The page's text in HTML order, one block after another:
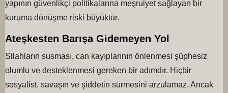
yapının güvenlikçi politikalarına meşruiyet sağlayan bir
kuruma dönüşme riski büyüktür.
Ateşkesten Barışa Gidemeyen Yol
Silahların susması, can kayıplarının önlenmesi şüphesiz
olumlu ve desteklenmesi gereken bir adımdır. Hiçbir
sosyalist, savaşın ve şiddetin sürmesini arzulamaz. Ancak